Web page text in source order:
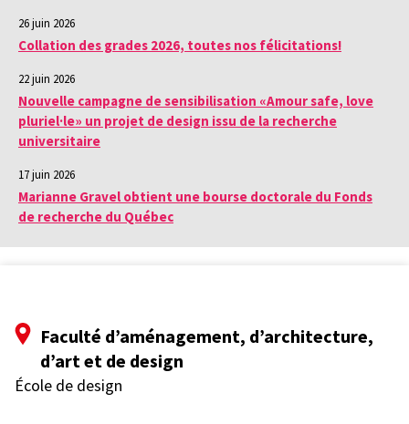
26 juin 2026
Collation des grades 2026, toutes nos félicitations!
22 juin 2026
Nouvelle campagne de sensibilisation «Amour safe, love
pluriel·le» un projet de design issu de la recherche
universitaire
17 juin 2026
Marianne Gravel obtient une bourse doctorale du Fonds
de recherche du Québec
Faculté d’aménagement, d’architecture,
d’art et de design
École de design